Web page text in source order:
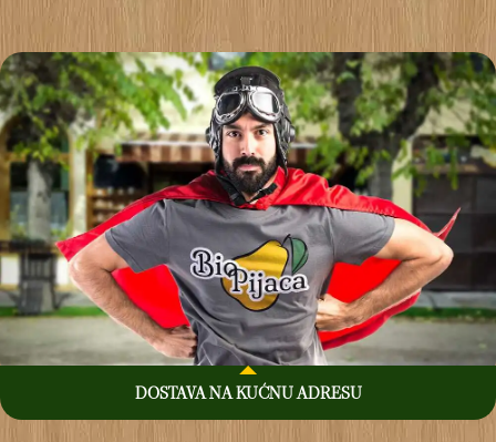
DOSTAVA NA KUĆNU ADRESU